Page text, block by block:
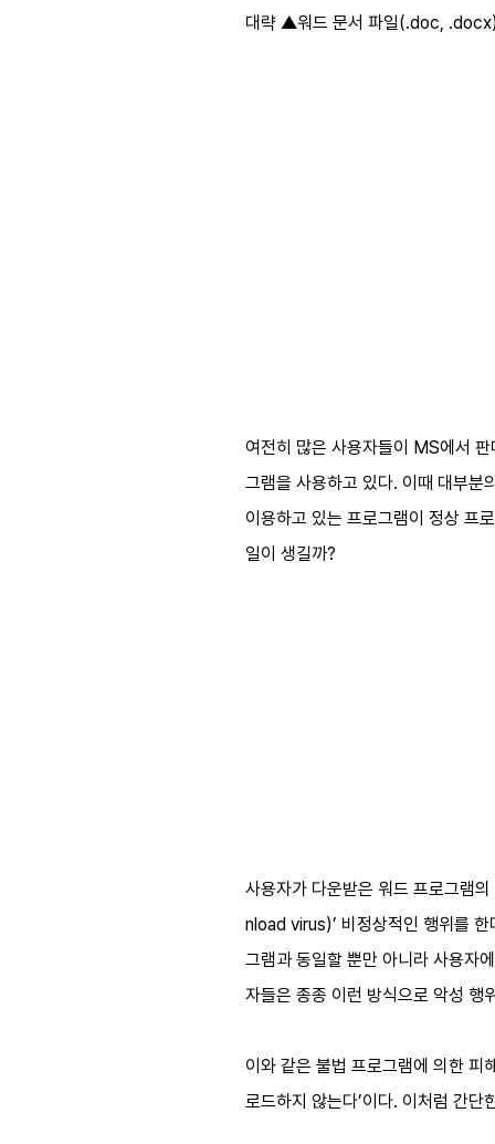
대략 ▲워드 문서 파일(.doc, .docx)
여전히 많은 사용자들이 MS에서
그램을 사용하고 있다. 이때 대부분
이용하고 있는 프로그램이 정상 프
일이 생길까?
사용자가 다운받은 워드 프로그램
nload virus)’ 비정상적인 행위를
그램과 동일할 뿐만 아니라 사용자
자들은 종종 이런 방식으로 악성 행
이와 같은 불법 프로그램에 의한 피
로드하지 않는다’이다. 이처럼 간